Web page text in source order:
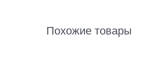
Похожие товары